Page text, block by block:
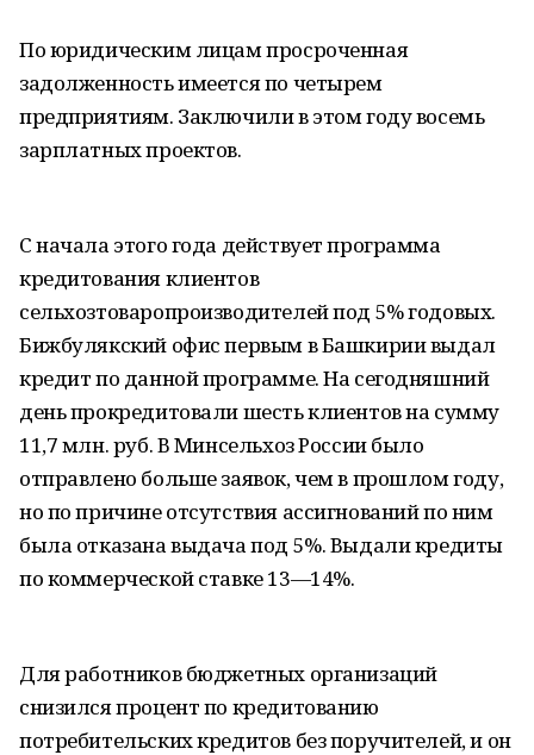
По юридическим лицам просроченная
задолженность имеется по четырем
предприятиям. Заключили в этом году восемь
зарплатных проектов.
С начала этого года действует программа
кредитования клиентов
сельхозтоваропроизводителей под 5% годовых.
Бижбулякский офис первым в Башкирии выдал
кредит по данной программе. На сегодняшний
день прокредитовали шесть клиентов на сумму
11,7 млн. руб. В Минсельхоз России было
отправлено больше заявок, чем в прошлом году,
но по причине отсутствия ассигнований по ним
была отказана выдача под 5%. Выдали кредиты
по коммерческой ставке 13—14%.
Для работников бюджетных организаций
снизился процент по кредитованию
потребительских кредитов без поручителей, и он